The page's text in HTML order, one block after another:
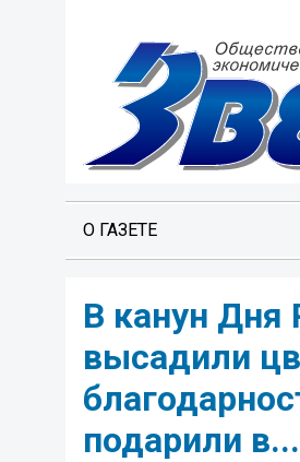
О ГАЗЕТЕ
В канун Дня
высадили
подарили в...